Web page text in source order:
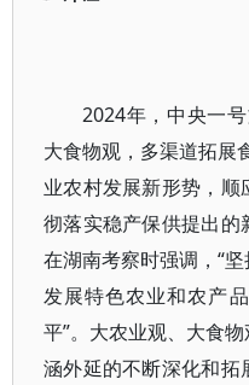
2024年，中央一号
大食物观，多渠道拓展
业农村发展新形势，
彻落实稳产保供提出
在湖南考察时强调，“
发展特色农业和农产
平”。大农业观、大食
涵外延的不断深化和